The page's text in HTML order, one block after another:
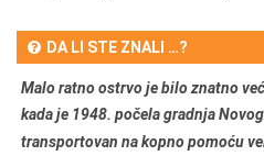
DA LI STE ZNALI …?
Malo ratno ostrvo je bilo znatno
kada je 1948. počela gradnja
transportovan na kopno pomoću